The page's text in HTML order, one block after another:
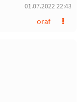
01.07.2022 22:43
oraf